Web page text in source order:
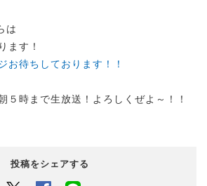
は
ます！
お待ちしております！！
５時まで生放送！よろしくぜよ～！！
投稿をシェアする